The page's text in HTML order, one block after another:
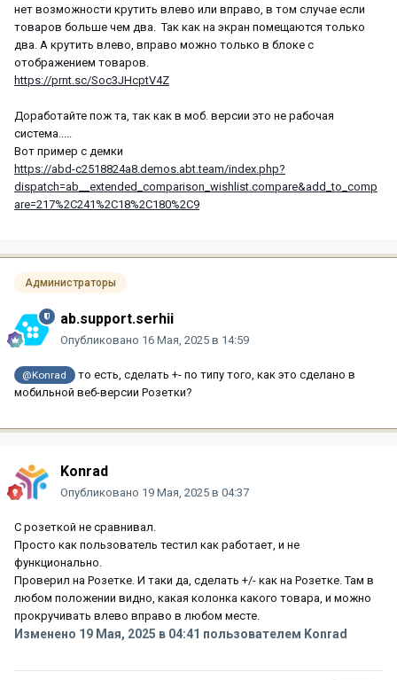
нет возможности крутить влево или вправо, в том случае если
товаров больше чем два. Так как на экран помещаются только
два. А крутить влево, вправо можно только в блоке с
отображением товаров.
https://prnt.sc/Soc3JHcptV4Z
Доработайте пож та, так как в моб. версии это не рабочая
система.....
Вот пример с демки
https://abd-c2518824a8.demos.abt.team/index.php?
dispatch=ab__extended_comparison_wishlist.compare&add_to_comp
are=217%2C241%2C18%2C180%2C9
Администраторы
ab.support.serhii
Опубликовано 16 Мая, 2025 в 14:59
@Konrad
то есть, сделать +- по типу того, как это сделано в
мобильной веб-версии Розетки?
Konrad
Опубликовано 19 Мая, 2025 в 04:37
С розеткой не сравнивал.
Просто как пользователь тестил как работает, и не
функционально.
Проверил на Розетке. И таки да, сделать +/- как на Розетке. Там в
любом положении видно, какая колонка какого товара, и можно
прокручивать влево вправо в любом месте.
Изменено 19 Мая, 2025 в 04:41 пользователем Konrad